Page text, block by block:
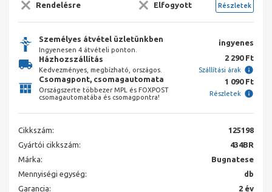
Rendelésre Elfogyott Részletek
Személyes átvétel üzletünkben
Ingyenesen 4 átvételi ponton.
ingyenes
Házhozszállítás
Kedvezményes, megbízható, országos.
2 290 Ft
Szállítási árak
Csomagpont, csomagautomata
Országszerte többezer MPL és FOXPOST
csomagautomatába és csomagpontra!
1 090 Ft
Részletek
Cikkszám:
125198
Gyártói cikkszám:
434BR
Márka:
Bugnatese
Mennyiségi egység:
db
Garancia:
2 év